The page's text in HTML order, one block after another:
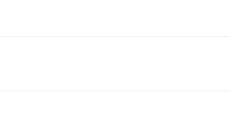
руководителя и
в Московской области